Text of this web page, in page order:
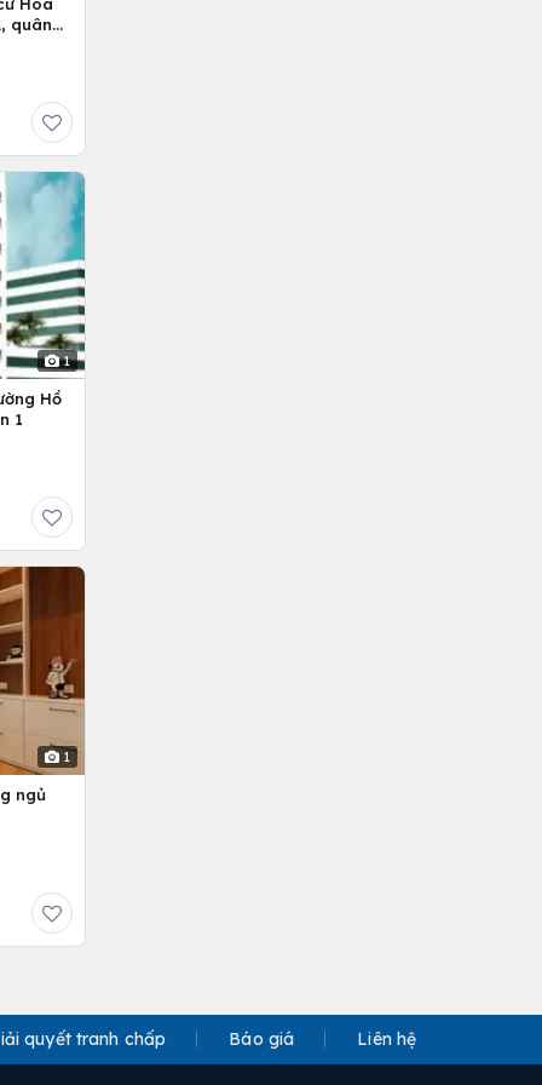
quân
1
Hồ
1
1
ngủ
quyết tranh chấp Báo giá Liên hệ